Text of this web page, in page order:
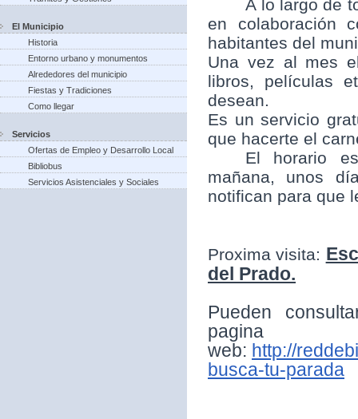
El Municipio
Historia
Entorno urbano y monumentos
Alrededores del municipio
Fiestas y Tradiciones
Como llegar
Servicios
Ofertas de Empleo y Desarrollo Local
Bibliobus
Servicios Asistenciales y Sociales
A lo largo de
en colaboración
habitantes del
Una vez al mes
libros, películas
desean.
Es un servicio
que hacerte el
El horario
mañana, unos
notifican para que
Proxima visita:
del Prado.
Pueden
pagina
web: http://
busca-tu-parada